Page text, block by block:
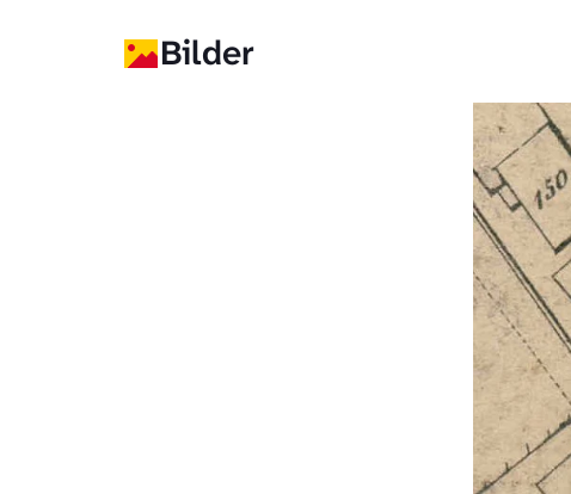
Bilder